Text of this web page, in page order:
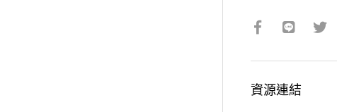
資源連結